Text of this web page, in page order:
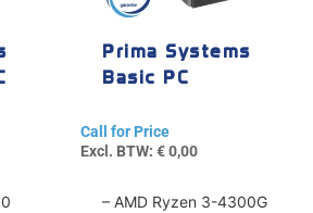
Prima Systems
Basic PC
Call for Price
Excl. BTW: €0,00
– AMD Ryzen 3-4300G